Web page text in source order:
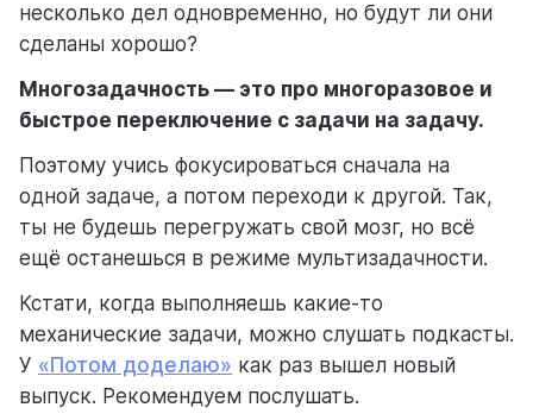
несколько дел одновременно, но будут ли они
сделаны хорошо?
Многозадачность — это про многоразовое и
быстрое переключение с задачи на задачу.
Поэтому учись фокусироваться сначала на
одной задаче, а потом переходи к другой. Так,
ты не будешь перегружать свой мозг, но всё
ещё останешься в режиме мультизадачности.
Кстати, когда выполняешь какие-то
механические задачи, можно слушать подкасты.
У «Потом доделаю» как раз вышел новый
выпуск. Рекомендуем послушать.